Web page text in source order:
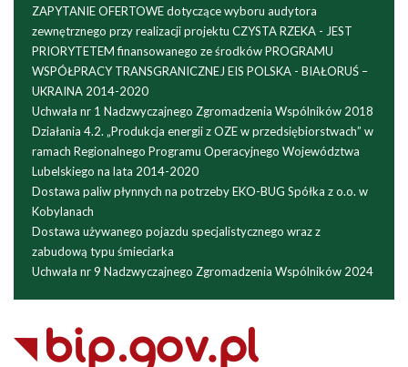
ZAPYTANIE OFERTOWE dotyczące wyboru audytora
zewnętrznego przy realizacji projektu CZYSTA RZEKA - JEST
PRIORYTETEM finansowanego ze środków PROGRAMU
WSPÓŁPRACY TRANSGRANICZNEJ EIS POLSKA - BIAŁORUŚ –
UKRAINA 2014-2020
Uchwała nr 1 Nadzwyczajnego Zgromadzenia Wspólników 2018
Działania 4.2. „Produkcja energii z OZE w przedsiębiorstwach” w
ramach Regionalnego Programu Operacyjnego Województwa
Lubelskiego na lata 2014-2020
Dostawa paliw płynnych na potrzeby EKO-BUG Spółka z o.o. w
Kobylanach
Dostawa używanego pojazdu specjalistycznego wraz z
zabudową typu śmieciarka
Uchwała nr 9 Nadzwyczajnego Zgromadzenia Wspólników 2024